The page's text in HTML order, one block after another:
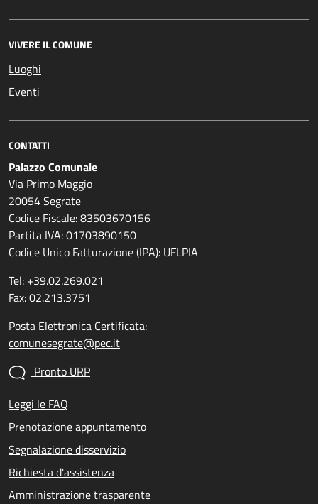
VIVERE IL COMUNE
Luoghi
Eventi
CONTATTI
Palazzo Comunale
Via Primo Maggio
20054 Segrate
Codice Fiscale: 83503670156
Partita IVA: 01703890150
Codice Unico Fatturazione (IPA): UFLPIA
Tel: +39.02.269.021
Fax: 02.213.3751
Posta Elettronica Certificata:
comunesegrate@pec.it
Pronto URP
Leggi le FAQ
Prenotazione appuntamento
Segnalazione disservizio
Richiesta d'assistenza
Amministrazione trasparente